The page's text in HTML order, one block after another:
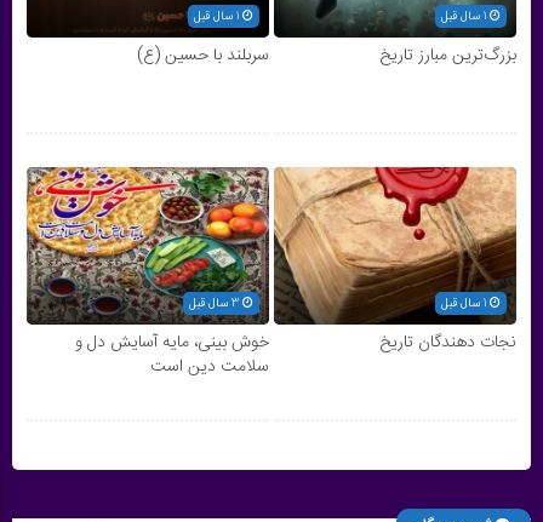
1 سال قبل
بزرگ‌ترین مبارز تاریخ سربلند با حسین (ع)
1 سال قبل
نجات دهندگان تاریخ
خوش بینى، مایه آسایش دل و
سلامت دین است